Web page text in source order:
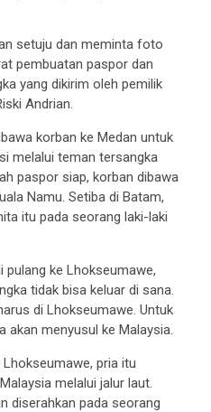
setuju dan meminta foto
pembuatan paspor dan
yang dikirim oleh pemilik
Andrian.
korban ke Medan untuk
melalui teman tersangka
paspor siap, korban dibawa
Namu. Setiba di Batam,
itu pada seorang laki-laki
pulang ke Lhokseumawe,
tidak bisa keluar di sana.
di Lhokseumawe. Untuk
akan menyusul ke Malaysia.
pria itu
melalui jalur laut.
diserahkan pada seorang